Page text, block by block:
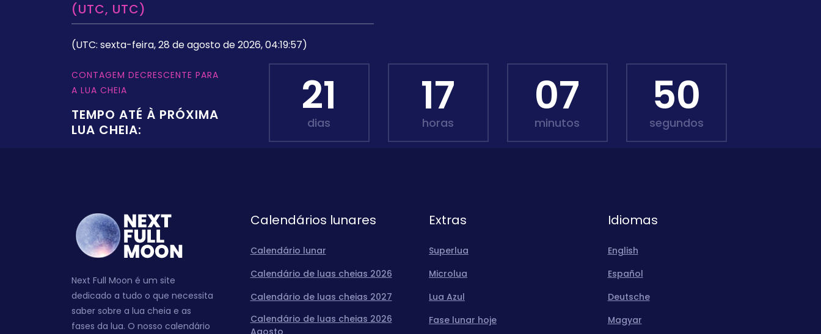
(UTC, UTC)
(UTC: sexta-feira, 28 de agosto de 2026, 04:19:57)
CONTAGEM DECRESCENTE PARA
A LUA CHEIA
TEMPO ATÉ À PRÓXIMA
LUA CHEIA:
21
dias
17
horas
07
minutos
48
segundos
Next Full Moon é um site
dedicado a tudo o que necessita
saber sobre a lua cheia e as
fases da lua. O nosso calendário
Calendários lunares
Calendário lunar
Calendário de luas cheias 2026
Calendário de luas cheias 2027
Calendário de luas cheias 2026
Agosto
Extras
Superlua
Microlua
Lua Azul
Fase lunar hoje
Idiomas
English
Español
Deutsche
Magyar